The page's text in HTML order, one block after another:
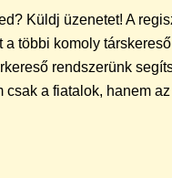
Küldj üzenetet! A
többi komoly
rendszerünk
a fiatalok, hanem